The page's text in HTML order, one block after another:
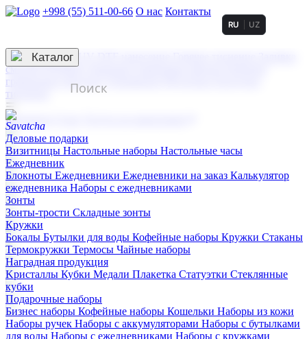
+998 (55) 511-00-66 О нас Контакты
3D гравировка
смолой (Doming)
гравировка твердая
тиснение
RU UZ
☰
Контакты
Каталог
Деловые подарки
Визитницы Настольные наборы Настольные часы
Ежедневник
Блокноты Ежедневники Ежедневники на заказ Калькулятор
ежедневника Наборы с ежедневниками
Зонты
Зонты-трости Складные зонты
Кружки
Бокалы Бутылки для воды Кофейные наборы Кружки Стаканы
Термокружки Термосы Чайные наборы
Наградная продукция
Kристаллы Кубки Медали Плакетка Статуэтки Стеклянные
кубки
Подарочные наборы
Бизнес наборы Кофейные наборы Кошельки Наборы из кожи
Наборы ручек Наборы с аккумуляторами Наборы с бутылками
для воды Наборы с ежедневниками Наборы с кружками